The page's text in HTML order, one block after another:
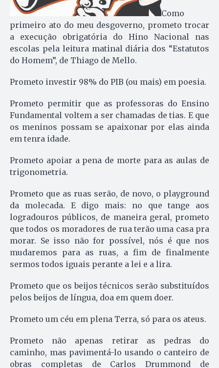
Como
primeiro ato do meu desgoverno, prometo trocar
a execução obrigatória do Hino Nacional nas
escolas pela leitura matinal diária dos “Estatutos
do Homem”, de Thiago de Mello.
Prometo investir 98% do PIB (ou mais) em poesia.
Prometo permitir que as professoras do Ensino
Fundamental voltem a ser chamadas de tias. E que
os meninos possam se apaixonar por elas ainda
em tenra idade.
Prometo apoiar a pena de morte para as aulas de
trigonometria.
Prometo que as ruas serão, de novo, o playground
da molecada. E digo mais: no que tange aos
logradouros públicos, de maneira geral, prometo
que todos os moradores de rua terão uma casa pra
morar. Se isso não for possível, nós é que nos
mudaremos para as ruas, a fim de finalmente
sermos todos iguais perante a lei e a lira.
Prometo que os beijos técnicos serão substituídos
pelos beijos de língua, doa em quem doer.
Prometo um céu em plena Terra, só para os ateus.
Prometo não apenas retirar as pedras do
caminho, mas pavimentá-lo usando o canteiro de
obras com­ple­tas de Carlos Drummond de